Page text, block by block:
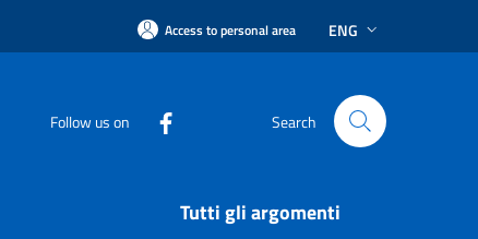
Access to personal area ENG
Follow us on Search
Tutti gli argomenti